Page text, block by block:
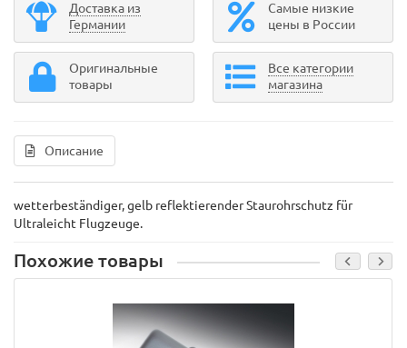
Доставка из
Германии
Самые низкие
цены в России
Оригинальные
товары
Все категории
магазина
Описание
wetterbeständiger, gelb reflektierender Staurohrschutz für
Ultraleicht Flugzeuge.
Похожие товары